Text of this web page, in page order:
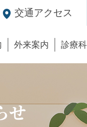
交通アクセス
外来案内 診療
せ